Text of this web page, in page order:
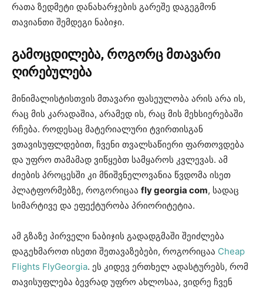
რათა ზედმეტი დანახარჯების გარეშე დაგეგმონ
თავიანთი შემდეგი ნაბიჯი.
გამოცდილება, როგორც მთავარი
ღირებულება
მინიმალისტისთვის მთავარი ფასეულობა არის არა ის,
რაც მის კარადაშია, არამედ ის, რაც მის მეხსიერებაში
რჩება. როდესაც მატერიალური ტვირთისგან
ვთავისუფლდებით, ჩვენი თვალსაწიერი ფართოვდება
და უფრო თამამად ვიწყებთ სამყაროს კვლევას. ამ
ძიების პროცესში კი მნიშვნელოვანია წვდომა ისეთ
პლატფორმებზე, როგორიცაა fly georgia com, სადაც
სიმარტივე და ეფექტურობა პრიორიტეტია.
ამ გზაზე პირველი ნაბიჯის გადადგმაში შეიძლება
დაგეხმაროთ ისეთი შეთავაზებები, როგორიცაა Cheap
Flights FlyGeorgia. ეს კიდევ ერთხელ ადასტურებს, რომ
თავისუფლება ბევრად უფრო ახლოსაა, ვიდრე ჩვენ